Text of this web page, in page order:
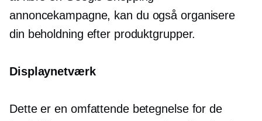
annoncekampagne, kan du også organisere
din beholdning efter produktgrupper.
Displaynetværk
Dette er en omfattende betegnelse for de